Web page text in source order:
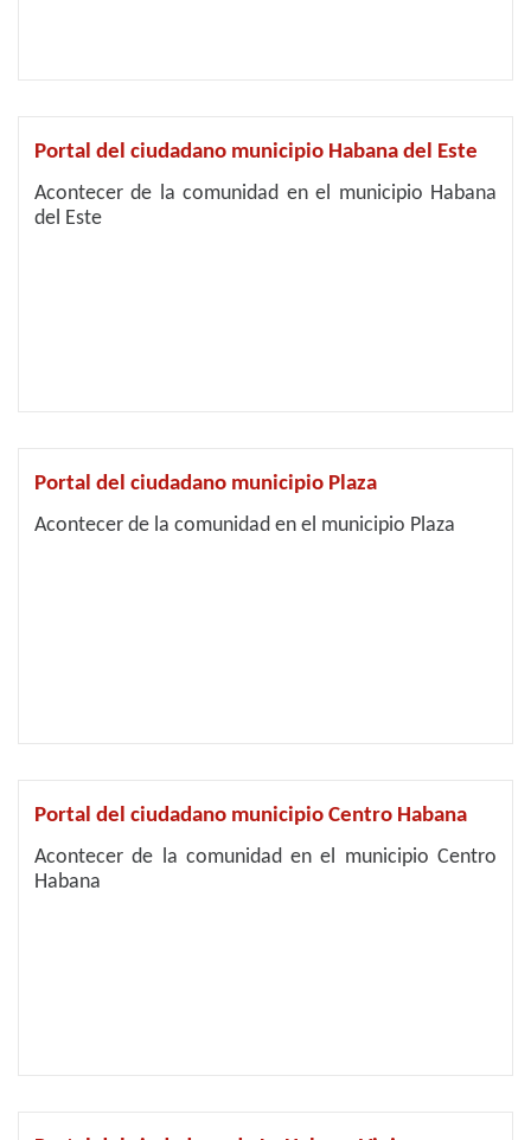
Portal del ciudadano municipio Habana del Este
Acontecer de la comunidad en el municipio Habana
del Este
Portal del ciudadano municipio Plaza
Acontecer de la comunidad en el municipio Plaza
Portal del ciudadano municipio Centro Habana
Acontecer de la comunidad en el municipio Centro
Habana